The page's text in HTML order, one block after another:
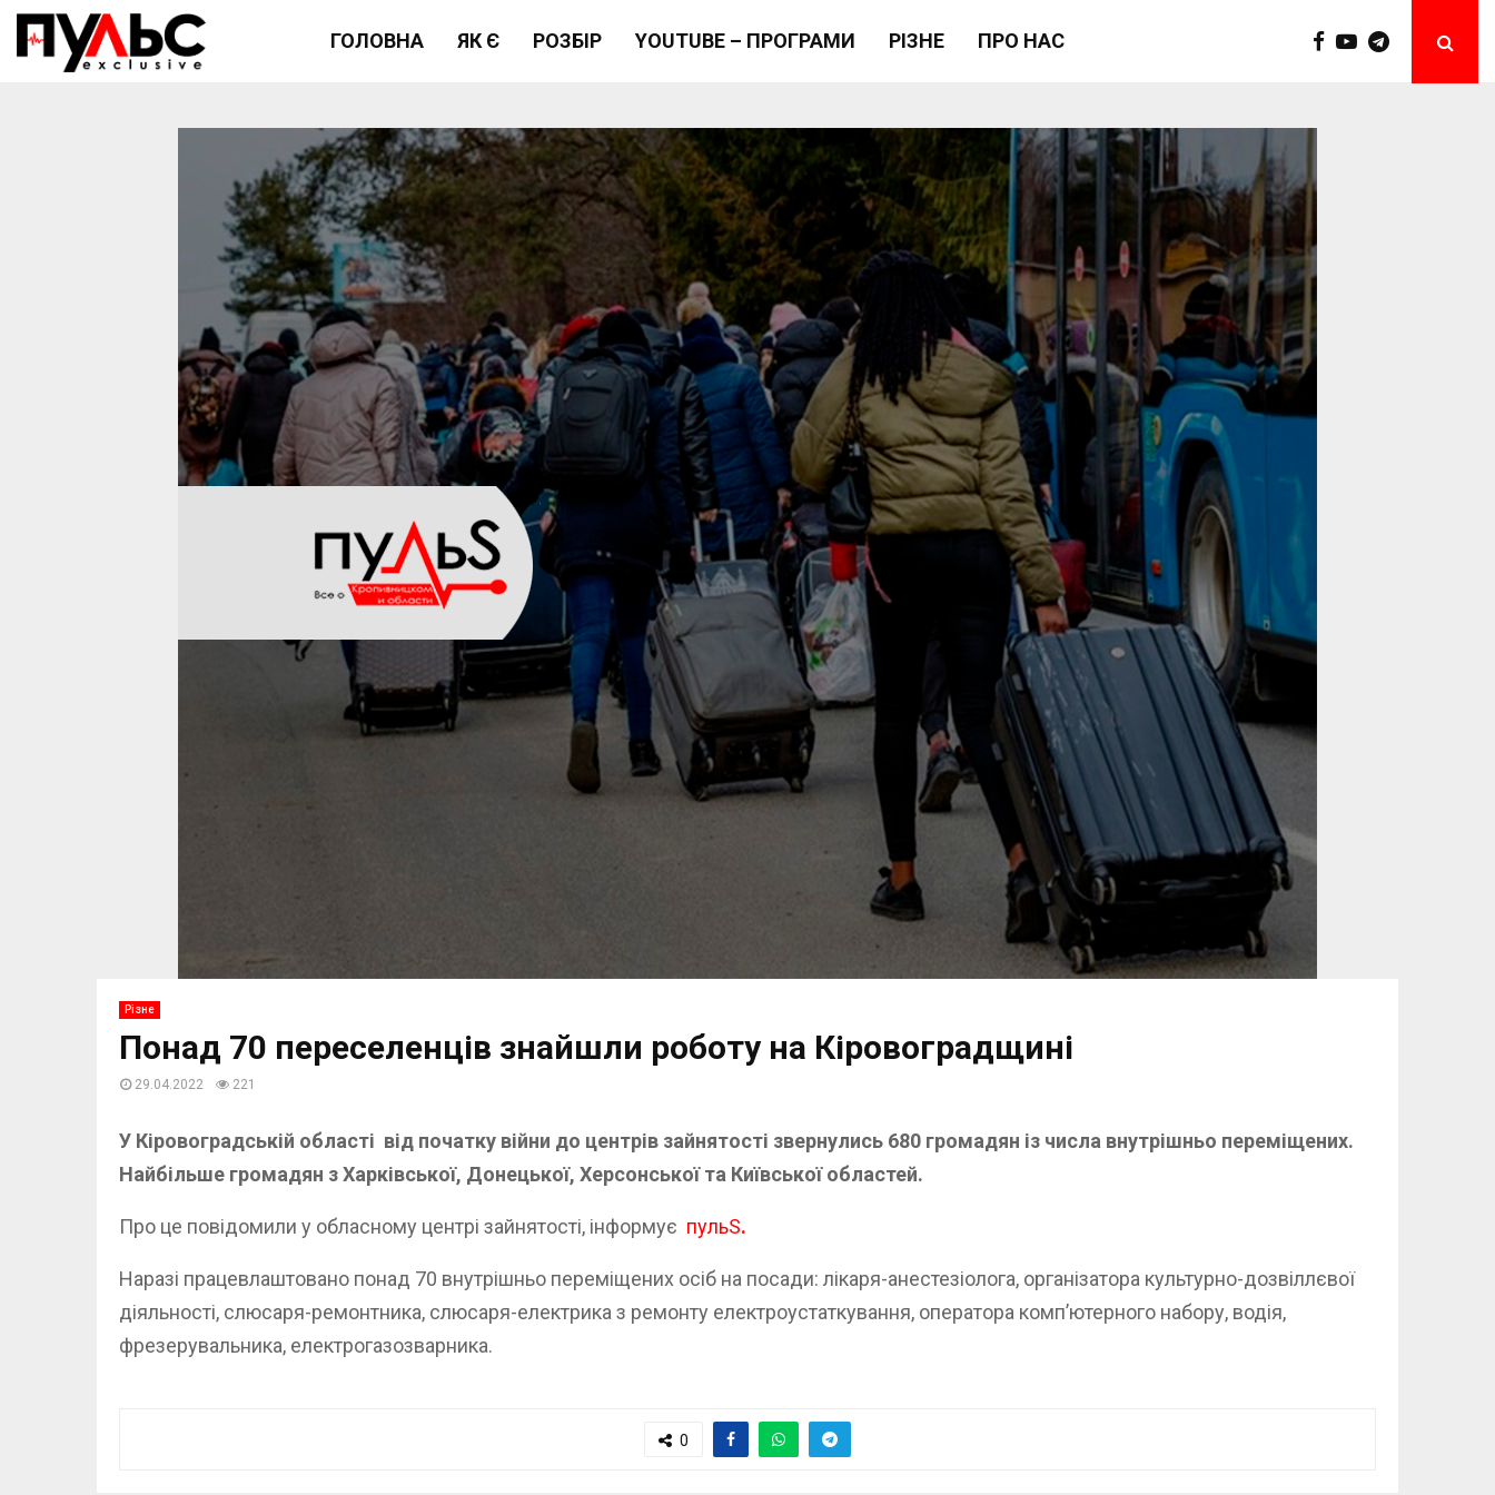
ГОЛОВНА ЯК Є РОЗБІР YOUTUBE – ПРОГРАМИ РІЗНЕ ПРО НАС
Різне
Понад 70 переселенців знайшли роботу на Кіровоградщині
29.04.2022 221
У Кіровоградській області від початку війни до центрів зайнятості звернулись 680 громадян із числа внутрішньо переміщених.
Найбільше громадян з Харківської, Донецької, Херсонської та Київської областей.
Про це повідомили у обласному центрі зайнятості, інформує пульS.
Наразі працевлаштовано понад 70 внутрішньо переміщених осіб на посади: лікаря-анестезіолога, організатора культурно-дозвіллєвої
діяльності, слюсаря-ремонтника, слюсаря-електрика з ремонту електроустаткування, оператора комп’ютерного набору, водія,
фрезерувальника, електрогазозварника.
0